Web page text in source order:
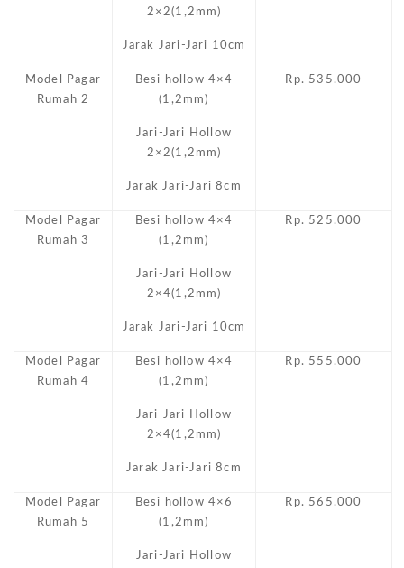
2×2(1,2mm)
Jarak Jari-Jari 10cm
Model Pagar
Rumah 2
Besi hollow 4×4
(1,2mm)
Jari-Jari Hollow
2×2(1,2mm)
Jarak Jari-Jari 8cm
Rp. 535.000
Model Pagar
Rumah 3
Besi hollow 4×4
(1,2mm)
Jari-Jari Hollow
2×4(1,2mm)
Jarak Jari-Jari 10cm
Rp. 525.000
Model Pagar
Rumah 4
Besi hollow 4×4
(1,2mm)
Jari-Jari Hollow
2×4(1,2mm)
Jarak Jari-Jari 8cm
Rp. 555.000
Model Pagar
Rumah 5
Besi hollow 4×6
(1,2mm)
Jari-Jari Hollow
Rp. 565.000